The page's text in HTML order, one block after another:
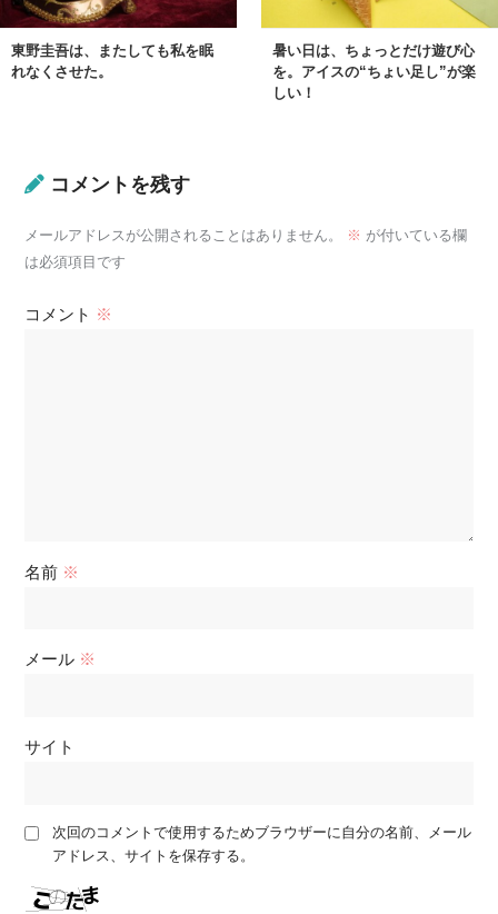
東野圭吾は、またしても私を眠
れなくさせた。
暑い日は、ちょっとだけ遊び心
を。アイスの“ちょい足し”が楽
しい！
コメントを残す
メールアドレスが公開されることはありません。 ※ が付いている欄
は必須項目です
コメント ※
名前 ※
メール ※
サイト
次回のコメントで使用するためブラウザーに自分の名前、メール
アドレス、サイトを保存する。